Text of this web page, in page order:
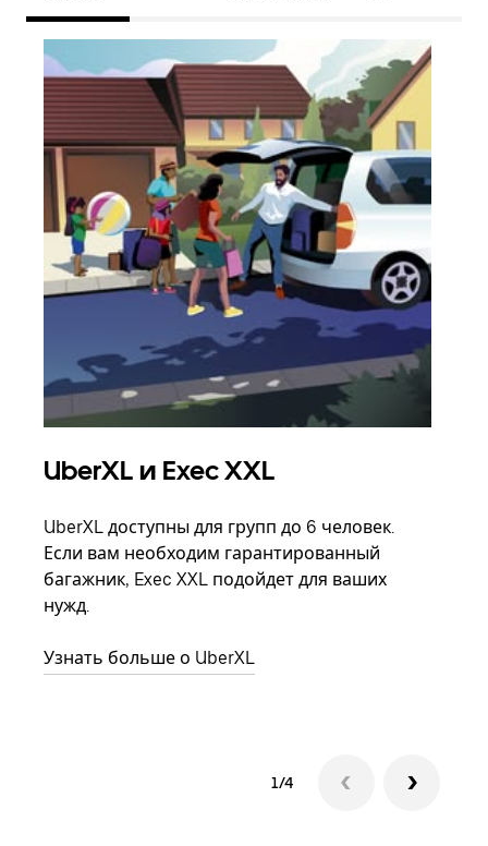
UberXL и Exec XXL
UberXL доступны для групп до 6 человек.
Если вам необходим гарантированный
багажник, Exec XXL подойдет для ваших
нужд.
Узнать больше о UberXL
1/4